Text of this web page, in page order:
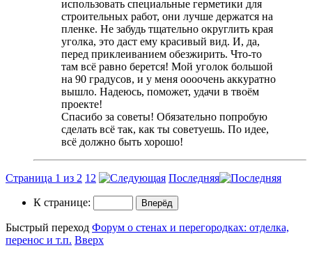
использовать специальные герметики для
строительных работ, они лучше держатся на
пленке. Не забудь тщательно округлить края
уголка, это даст ему красивый вид. И, да,
перед приклеиванием обезжирить. Что-то
там всё равно берется! Мой уголок большой
на 90 градусов, и у меня оооочень аккуратно
вышло. Надеюсь, поможет, удачи в твоём
проекте!
Спасибо за советы! Обязательно попробую
сделать всё так, как ты советуешь. По идее,
всё должно быть хорошо!
Страница 1 из 2 1 2 Последняя
К странице:
Быстрый переход Форум о стенах и перегородках: отделка,
перенос и т.п. Вверх